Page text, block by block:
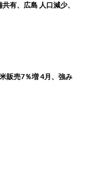
有、広島 人口減少、
販売7％増 4月、強み